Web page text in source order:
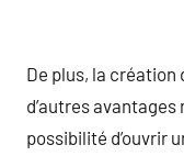
De plus, la création
d’autres
possibilité d’ouvrir